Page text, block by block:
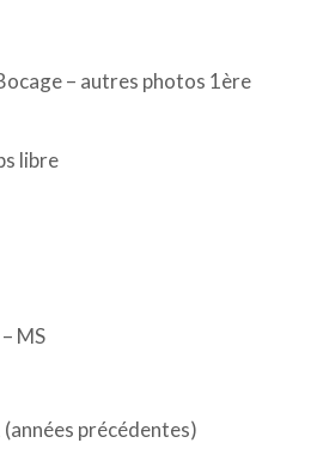
– autres photos 1ère
libre
MS
précédentes)